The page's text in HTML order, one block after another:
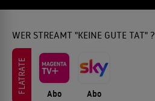
WER STREAMT "KEINE GUTE TAT" ?
FLATRATE Abo Abo